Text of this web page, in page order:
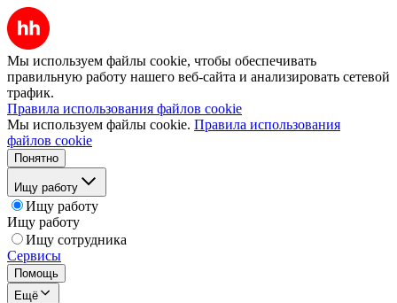
Мы используем файлы cookie, чтобы обеспечивать
правильную работу нашего веб-сайта и анализировать сетевой
трафик.
Правила использования файлов cookie
Мы используем файлы cookie. Правила использования
файлов cookie
Понятно
Ищу работу
Ищу работу
Ищу работу
Ищу сотрудника
Сервисы
Помощь
Ещё